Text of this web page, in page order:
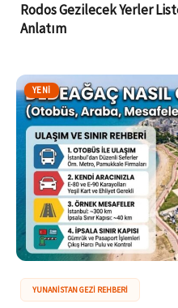
Rodos Gezilecek Yerler
Anlatım
YENI
YUNANISTAN GEZI REHBERI